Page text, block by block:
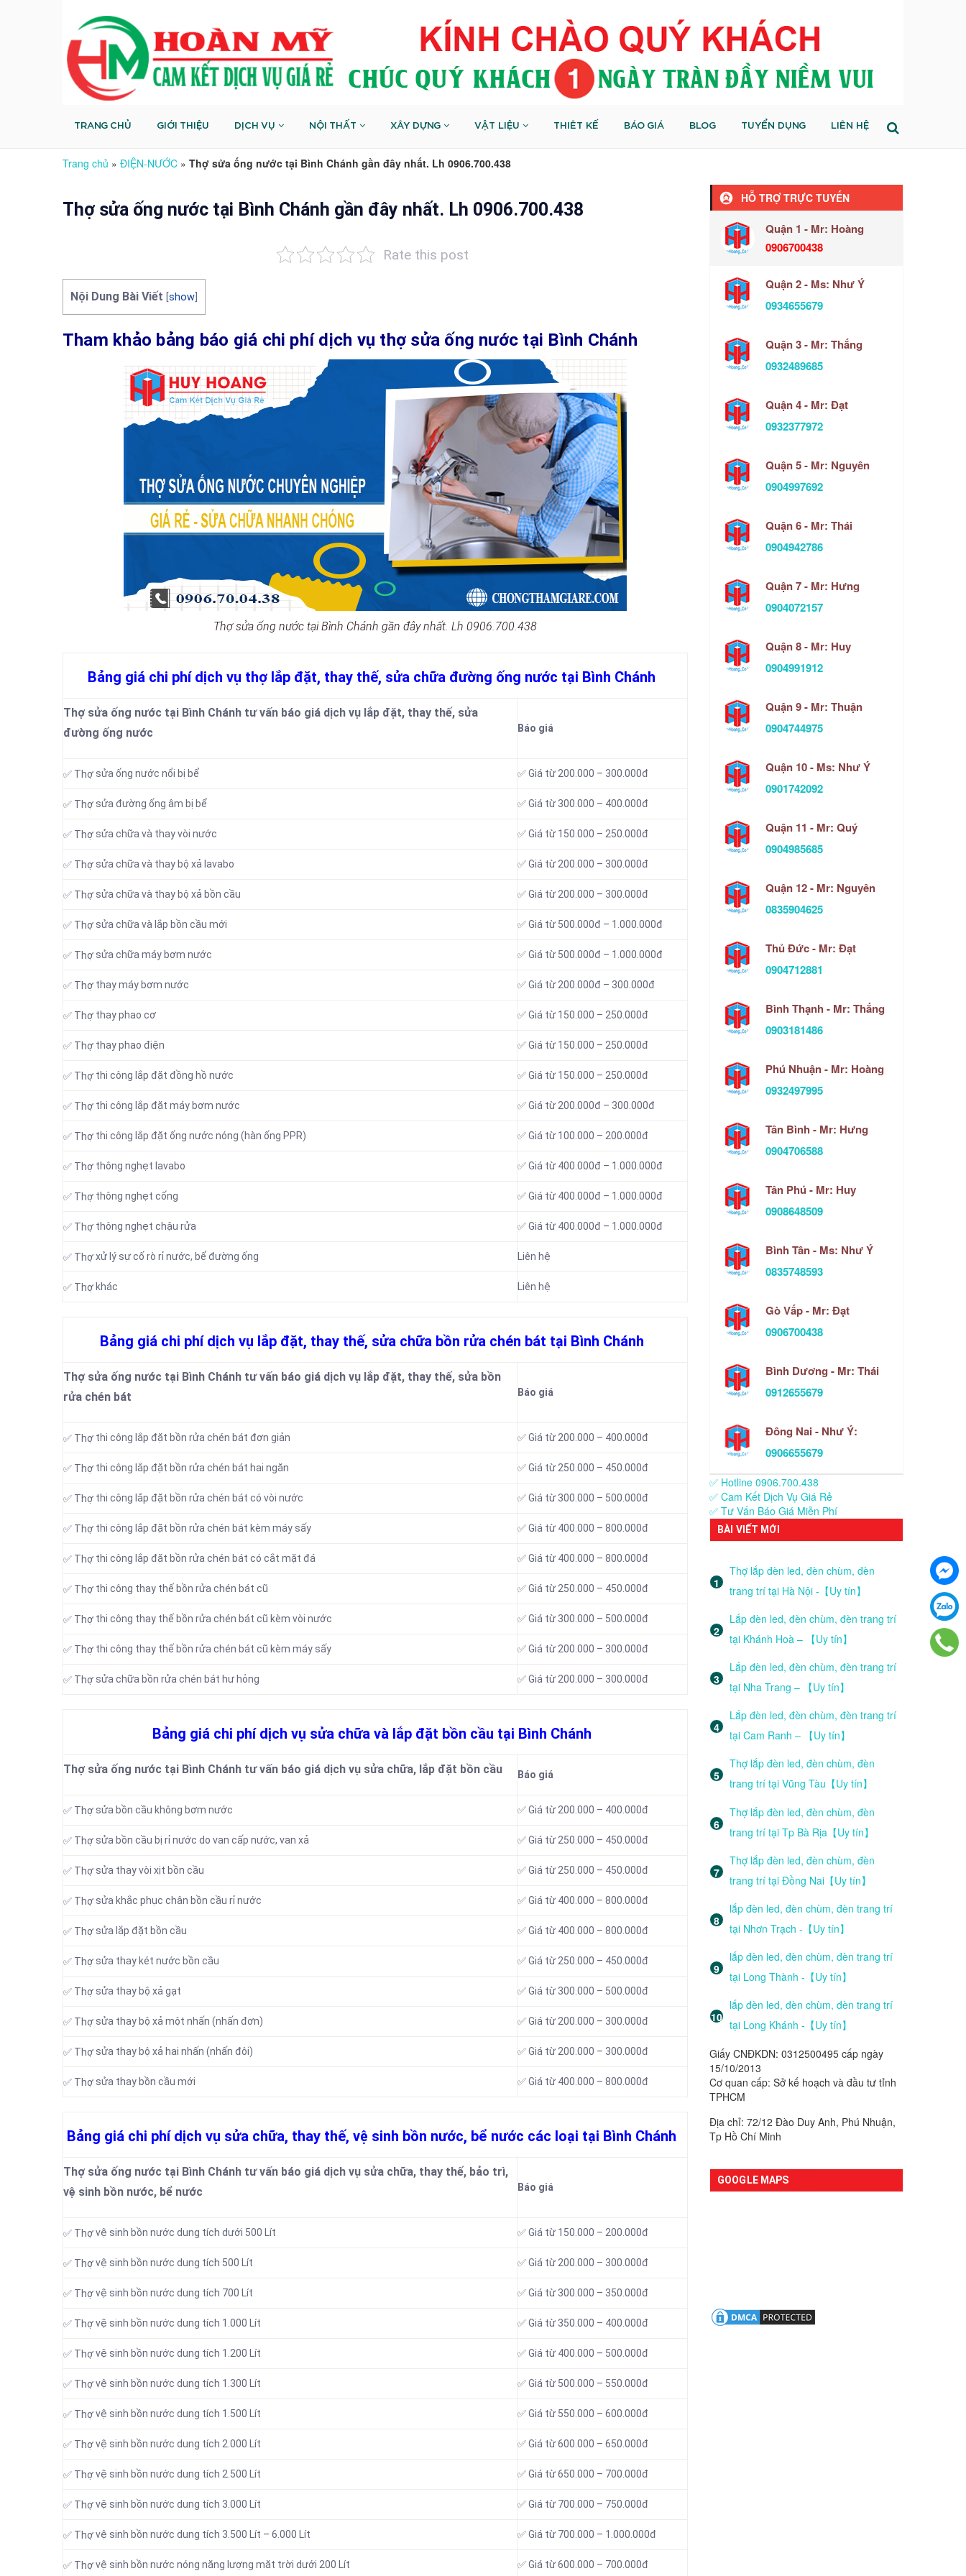
TRANG CHỦ GIỚI THIỆU DỊCH VỤ NỘI THẤT XÂY DỰNG VẬT LIỆU THIÊT KẾ BÁO GIÁ BLOG TUYỂN DỤNG LIÊN HỆ
Trang chủ » ĐIỆN-NƯỚC » Thợ sửa ống nước tại Bình Chánh gần đây nhất. Lh 0906.700.438
Thợ sửa ống nước tại Bình Chánh gần đây nhất. Lh 0906.700.438
Rate this post
Nội Dung Bài Viết show
Tham khảo bảng báo giá chi phí dịch vụ thợ sửa ống nước tại Bình Chánh
Thợ sửa ống nước tại Bình Chánh gần đây nhất. Lh 0906.700.438
Bảng giá chi phí dịch vụ thợ lắp đặt, thay thế, sửa chữa đường ống nước tại Bình Chánh
Thợ sửa ống nước tại Bình Chánh tư vấn báo giá dịch vụ lắp đặt, thay thế, sửa
đường ống nước
Báo giá
✅ Thợ sửa ống nước nổi bị bể ✅ Giá từ 200.000 – 300.000đ
✅ Thợ sửa đường ống âm bị bể ✅ Giá từ 300.000 – 400.000đ
✅ Thợ sửa chữa và thay vòi nước ✅ Giá từ 150.000 – 250.000đ
✅ Thợ sửa chữa và thay bộ xả lavabo ✅ Giá từ 200.000 – 300.000đ
✅ Thợ sửa chữa và thay bộ xả bồn cầu ✅ Giá từ 200.000 – 300.000đ
✅ Thợ sửa chữa và lắp bồn cầu mới ✅ Giá từ 500.000đ – 1.000.000đ
✅ Thợ sửa chữa máy bơm nước ✅ Giá từ 500.000đ – 1.000.000đ
✅ Thợ thay máy bơm nước ✅ Giá từ 200.000đ – 300.000đ
✅ Thợ thay phao cơ ✅ Giá từ 150.000 – 250.000đ
✅ Thợ thay phao điện ✅ Giá từ 150.000 – 250.000đ
✅ Thợ thi công lắp đặt đồng hồ nước ✅ Giá từ 150.000 – 250.000đ
✅ Thợ thi công lắp đặt máy bơm nước ✅ Giá từ 200.000đ – 300.000đ
✅ Thợ thi công lắp đặt ống nước nóng (hàn ống PPR) ✅ Giá từ 100.000 – 200.000đ
✅ Thợ thông nghẹt lavabo ✅ Giá từ 400.000đ – 1.000.000đ
✅ Thợ thông nghẹt cống ✅ Giá từ 400.000đ – 1.000.000đ
✅ Thợ thông nghẹt chậu rửa ✅ Giá từ 400.000đ – 1.000.000đ
✅ Thợxử lý sự cố rò rỉ nước, bể đường ống Liên hệ
✅ Thợ khác Liên hệ
Bảng giá chi phí dịch vụ lắp đặt, thay thế, sửa chữa bồn rửa chén bát tại Bình Chánh
Thợ sửa ống nước tại Bình Chánh tư vấn báo giá dịch vụ lắp đặt, thay thế, sửa bồn
rửa chén bát
Báo giá
✅ Thợ thi công lắp đặt bồn rửa chén bát đơn giản ✅ Giá từ 200.000 – 400.000đ
✅ Thợ thi công lắp đặt bồn rửa chén bát hai ngăn ✅ Giá từ 250.000 – 450.000đ
✅ Thợ thi công lắp đặt bồn rửa chén bát có vòi nước ✅ Giá từ 300.000 – 500.000đ
✅ Thợ thi công lắp đặt bồn rửa chén bát kèm máy sấy ✅ Giá từ 400.000 – 800.000đ
✅ Thợ thi công lắp đặt bồn rửa chén bát có cắt mặt đá ✅ Giá từ 400.000 – 800.000đ
✅ Thợ thi công thay thế bồn rửa chén bát cũ ✅ Giá từ 250.000 – 450.000đ
✅ Thợ thi công thay thế bồn rửa chén bát cũ kèm vòi nước ✅ Giá từ 300.000 – 500.000đ
✅ Thợ thi công thay thế bồn rửa chén bát cũ kèm máy sấy ✅ Giá từ 200.000 – 300.000đ
✅ Thợ sửa chữa bồn rửa chén bát hư hỏng ✅ Giá từ 200.000 – 300.000đ
Bảng giá chi phí dịch vụ sửa chữa và lắp đặt bồn cầu tại Bình Chánh
Thợ sửa ống nước tại Bình Chánh tư vấn báo giá dịch vụ sửa chữa, lắp đặt bồn cầu Báo giá
✅ Thợ sửa bồn cầu không bơm nước ✅ Giá từ 200.000 – 400.000đ
✅ Thợ sửa bồn cầu bị rỉ nước do van cấp nước, van xả ✅ Giá từ 250.000 – 450.000đ
✅ Thợ sửa thay vòi xịt bồn cầu ✅ Giá từ 250.000 – 450.000đ
✅ Thợ sửa khắc phục chân bồn cầu rỉ nước ✅ Giá từ 400.000 – 800.000đ
✅ Thợ sửa lắp đặt bồn cầu ✅ Giá từ 400.000 – 800.000đ
✅ Thợ sửa thay két nước bồn cầu ✅ Giá từ 250.000 – 450.000đ
✅ Thợ sửa thay bộ xả gạt ✅ Giá từ 300.000 – 500.000đ
✅ Thợ sửa thay bộ xả một nhấn (nhấn đơn) ✅ Giá từ 200.000 – 300.000đ
✅ Thợ sửa thay bộ xả hai nhấn (nhấn đôi) ✅ Giá từ 200.000 – 300.000đ
✅ Thợ sửa thay bồn cầu mới ✅ Giá từ 400.000 – 800.000đ
Bảng giá chi phí dịch vụ sửa chữa, thay thế, vệ sinh bồn nước, bể nước các loại tại Bình Chánh
Thợ sửa ống nước tại Bình Chánh tư vấn báo giá dịch vụ sửa chữa, thay thế, bảo trì,
vệ sinh bồn nước, bể nước
Báo giá
✅ Thợvệ sinh bồn nước dung tích dưới 500 Lít ✅ Giá từ 150.000 – 200.000đ
✅ Thợvệ sinh bồn nước dung tích 500 Lít ✅ Giá từ 200.000 – 300.000đ
✅ Thợvệ sinh bồn nước dung tích 700 Lít ✅ Giá từ 300.000 – 350.000đ
✅ Thợvệ sinh bồn nước dung tích 1.000 Lít ✅ Giá từ 350.000 – 400.000đ
✅ Thợvệ sinh bồn nước dung tích 1.200 Lít ✅ Giá từ 400.000 – 500.000đ
✅ Thợvệ sinh bồn nước dung tích 1.300 Lít ✅ Giá từ 500.000 – 550.000đ
✅ Thợvệ sinh bồn nước dung tích 1.500 Lít ✅ Giá từ 550.000 – 600.000đ
✅ Thợvệ sinh bồn nước dung tích 2.000 Lít ✅ Giá từ 600.000 – 650.000đ
✅ Thợvệ sinh bồn nước dung tích 2.500 Lít ✅ Giá từ 650.000 – 700.000đ
✅ Thợvệ sinh bồn nước dung tích 3.000 Lít ✅ Giá từ 700.000 – 750.000đ
✅ Thợvệ sinh bồn nước dung tích 3.500 Lít – 6.000 Lít ✅ Giá từ 700.000 – 1.000.000đ
✅ Thợvệ sinh bồn nước nóng năng lượng măt trời dưới 200 Lít ✅ Giá từ 600.000 – 700.000đ
HỖ TRỢ TRỰC TUYẾN
Quận 1 - Mr: Hoàng
0906700438
Quận 2 - Ms: Như Ý
0934655679
Quận 3 - Mr: Thắng
0932489685
Quận 4 - Mr: Đạt
0932377972
Quận 5 - Mr: Nguyên
0904997692
Quận 6 - Mr: Thái
0904942786
Quận 7 - Mr: Hưng
0904072157
Quận 8 - Mr: Huy
0904991912
Quận 9 - Mr: Thuận
0904744975
Quận 10 - Ms: Như Ý
0901742092
Quận 11 - Mr: Quý
0904985685
Quận 12 - Mr: Nguyên
0835904625
Thủ Đức - Mr: Đạt
0904712881
Bình Thạnh - Mr: Thắng
0903181486
Phú Nhuận - Mr: Hoàng
0932497995
Tân Bình - Mr: Hưng
0904706588
Tân Phú - Mr: Huy
0908648509
Bình Tân - Ms: Như Ý
0835748593
Gò Vấp - Mr: Đạt
0906700438
Bình Dương - Mr: Thái
0912655679
Đông Nai - Như Ý:
0906655679
✅ Hotline 0906.700.438
✅ Cam Kết Dịch Vụ Giá Rẻ
✅ Tư Vấn Báo Giá Miễn Phí
BÀI VIẾT MỚI
Thợ lắp đèn led, đèn chùm, đèn
trang trí tại Hà Nội -【Uy tín】
Lắp đèn led, đèn chùm, đèn trang trí
tại Khánh Hoà – 【Uy tín】
Lắp đèn led, đèn chùm, đèn trang trí
tại Nha Trang – 【Uy tín】
Lắp đèn led, đèn chùm, đèn trang trí
tại Cam Ranh – 【Uy tín】
Thợ lắp đèn led, đèn chùm, đèn
trang trí tại Vũng Tàu【Uy tín】
Thợ lắp đèn led, đèn chùm, đèn
trang trí tại Tp Bà Rịa【Uy tín】
Thợ lắp đèn led, đèn chùm, đèn
trang trí tại Đồng Nai【Uy tín】
lắp đèn led, đèn chùm, đèn trang trí
tại Nhơn Trạch -【Uy tín】
lắp đèn led, đèn chùm, đèn trang trí
tại Long Thành -【Uy tín】
lắp đèn led, đèn chùm, đèn trang trí
tại Long Khánh -【Uy tín】
Giấy CNĐKDN: 0312500495 cấp ngày
15/10/2013
Cơ quan cấp: Sở kế hoạch và đầu tư tỉnh
TPHCM
Địa chỉ: 72/12 Đào Duy Anh, Phú Nhuận,
Tp Hồ Chí Minh
GOOGLE MAPS